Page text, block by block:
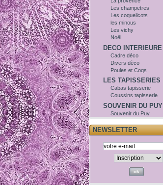
Les champetres
Les coquelicots
les minous
Les vichy
Noël
DECO INTERIEURE
Cadre déco
Divers dèco
Poules et Coqs
LES TAPISSERIES
Cabas tapisserie
Coussins tapisserie
SOUVENIR DU PUY
Souvenir du Puy
NEWSLETTER